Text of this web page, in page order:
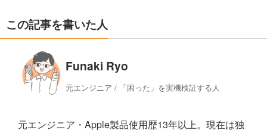
この記事を書いた人
Funaki Ryo
元エンジニア / 「困った」を実機検証する人
元エンジニア・Apple製品使用歴13年以上。現在は独